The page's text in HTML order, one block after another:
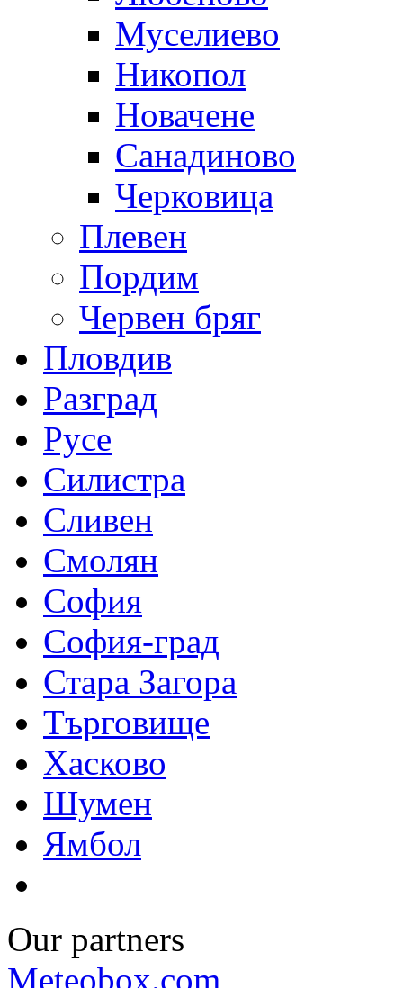
Муселиево
Никопол
Новачене
Санадиново
Черковица
Плевен
Пордим
Червен бряг
Пловдив
Разград
Русе
Силистра
Сливен
Смолян
София
София-град
Стара Загора
Търговище
Хасково
Шумен
Ямбол
Our partners
Meteobox.com